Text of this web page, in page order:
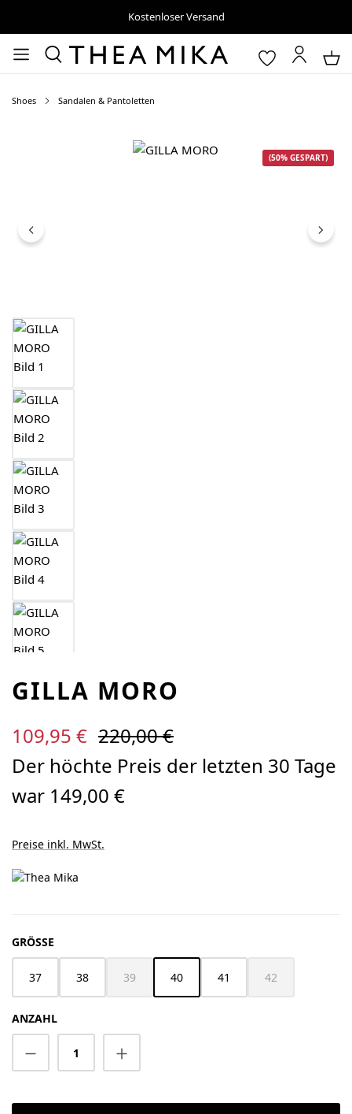
Kostenloser Versand
Shoes Sandalen & Pantoletten
Bildergalerie überspringen
(50% GESPART)
GILLA MORO
Verkaufspreis:
109,95 € Regulärer Preis:
220,00 €
Der höchte Preis der letzten 30 Tage
war 149,00 €
Preise inkl. MwSt.
GRÖSSE
37 38 39
(Diese Option ist zurzeit nicht verfügbar.)
40 41 42
(Diese Option ist
ANZAHL
Produkt Anzahl: Gib den gewünschten